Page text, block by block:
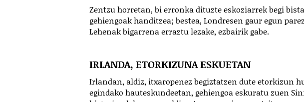
Zentzu horretan, bi erronka dituzte eskoziarrek begi
gehiengoak handitzea; bestea, Londresen gaur egun
Lehenak bigarrena erraztu lezake, ezbairik gabe.
IRLANDA, ETORKIZUNA ESKUETAN
Irlandan, aldiz, itxaropenez begiztatzen dute etorkizun
egindako hauteskundeetan, gehiengoa eskuratu zuen